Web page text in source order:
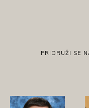
PRIDRUŽI SE